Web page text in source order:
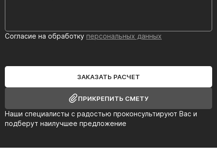
Наши специалисты с радостью проконсультируют Вас и
подберут наилучшее предложение
Согласие на обработку персональных данных
ЗАКАЗАТЬ РАСЧЕТ
ПРИКРЕПИТЬ СМЕТУ